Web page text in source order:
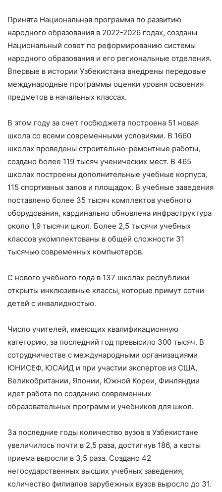
Принята Национальная программа по развитию
народного образования в 2022-2026 годах, созданы
Национальный совет по реформированию системы
народного образования и его региональные отделения.
Впервые в истории Узбекистана внедрены передовые
международные программы оценки уровня освоения
предметов в начальных классах.
В этом году за счет госбюджета построена 51 новая
школа со всеми современными условиями. В 1660
школах проведены строительно-ремонтные работы,
создано более 119 тысяч ученических мест. В 465
школах построены дополнительные учебные корпуса,
115 спортивных залов и площадок. В учебные заведения
поставлено более 35 тысяч комплектов учебного
оборудования, кардинально обновлена инфраструктура
около 1,9 тысячи школ. Более 2,5 тысячи учебных
классов укомплектованы в общей сложности 31
тысячью современных компьютеров.
С нового учебного года в 137 школах республики
открыты инклюзивные классы, которые примут сотни
детей с инвалидностью.
Число учителей, имеющих квалификационную
категорию, за последний год превысило 300 тысяч. В
сотрудничестве с международными организациями
ЮНИСЕФ, ЮСАИД и при участии экспертов из США,
Великобритании, Японии, Южной Кореи, Финляндии
идет работа по созданию современных
образовательных программ и учебников для школ.
За последние годы количество вузов в Узбекистане
увеличилось почти в 2,5 раза, достигнув 186, а квоты
приема выросли в 3,5 раза. Создано 42
негосударственных высших учебных заведения,
количество филиалов зарубежных вузов выросло до 31.